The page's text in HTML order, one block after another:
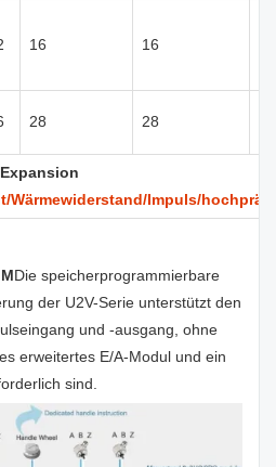
16 16
28 28
Wärmewiderstand/Impuls/
Die speicherprogrammierbare
der U2V-Serie unterstützt den
und -ausgang, ohne
erweitertes E/A-Modul und ein
sind.